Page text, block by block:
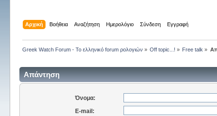
Αρχική Βοήθεια Αναζήτηση Ημερολόγιο Σύνδεση Εγγραφή
Greek Watch Forum - Το ελληνικό forum ρολογιών » Off topic...! » Free talk »
Απάντηση
Όνομα:
E-mail: